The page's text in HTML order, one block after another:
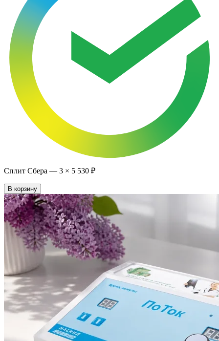
Сплит Сбера — 3 × 5 530 ₽
В корзину